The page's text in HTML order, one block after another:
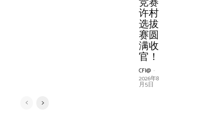
流行发布
2026年4
月20日
市场营销
高端论坛
许村
选拔
赛圆
满收
官！
CFI@ -
2026年8
月5日